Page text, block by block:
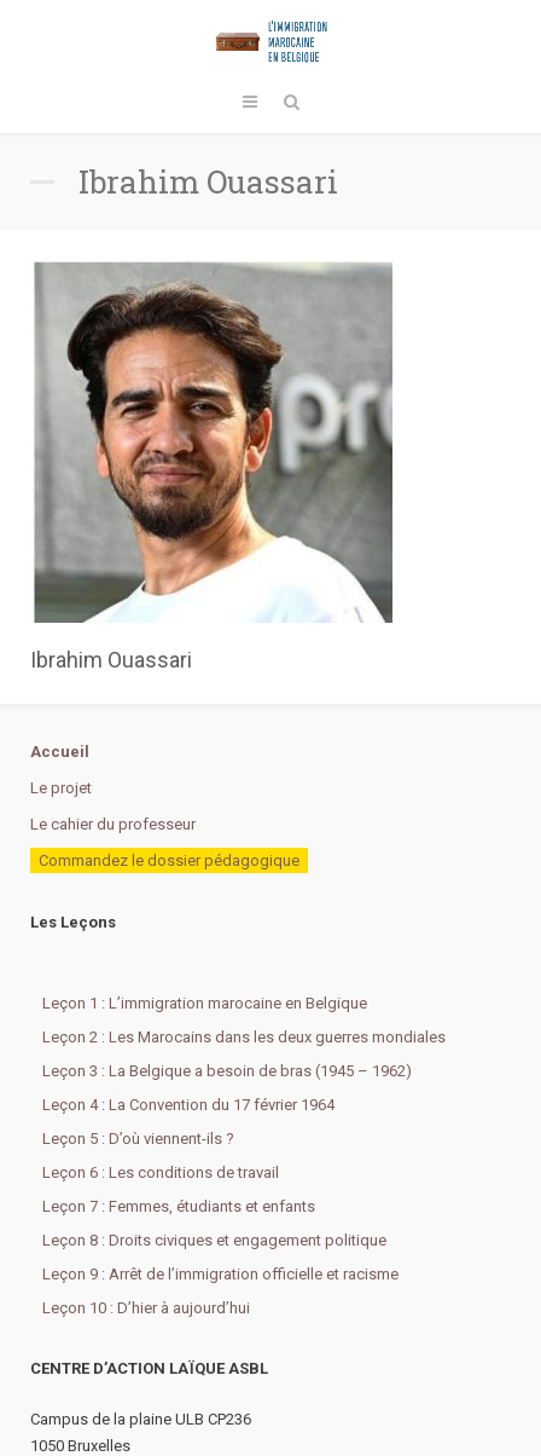
Ibrahim Ouassari
Ibrahim Ouassari
Accueil
Le projet
Le cahier du professeur
Commandez le dossier pédagogique
Les Leçons
Leçon 1 : L’immigration marocaine en Belgique
Leçon 2 : Les Marocains dans les deux guerres mondiales
Leçon 3 : La Belgique a besoin de bras (1945 – 1962)
Leçon 4 : La Convention du 17 février 1964
Leçon 5 : D’où viennent-ils ?
Leçon 6 : Les conditions de travail
Leçon 7 : Femmes, étudiants et enfants
Leçon 8 : Droits civiques et engagement politique
Leçon 9 : Arrêt de l’immigration officielle et racisme
Leçon 10 : D’hier à aujourd’hui
CENTRE D’ACTION LAÏQUE ASBL
Campus de la plaine ULB CP236
1050 Bruxelles